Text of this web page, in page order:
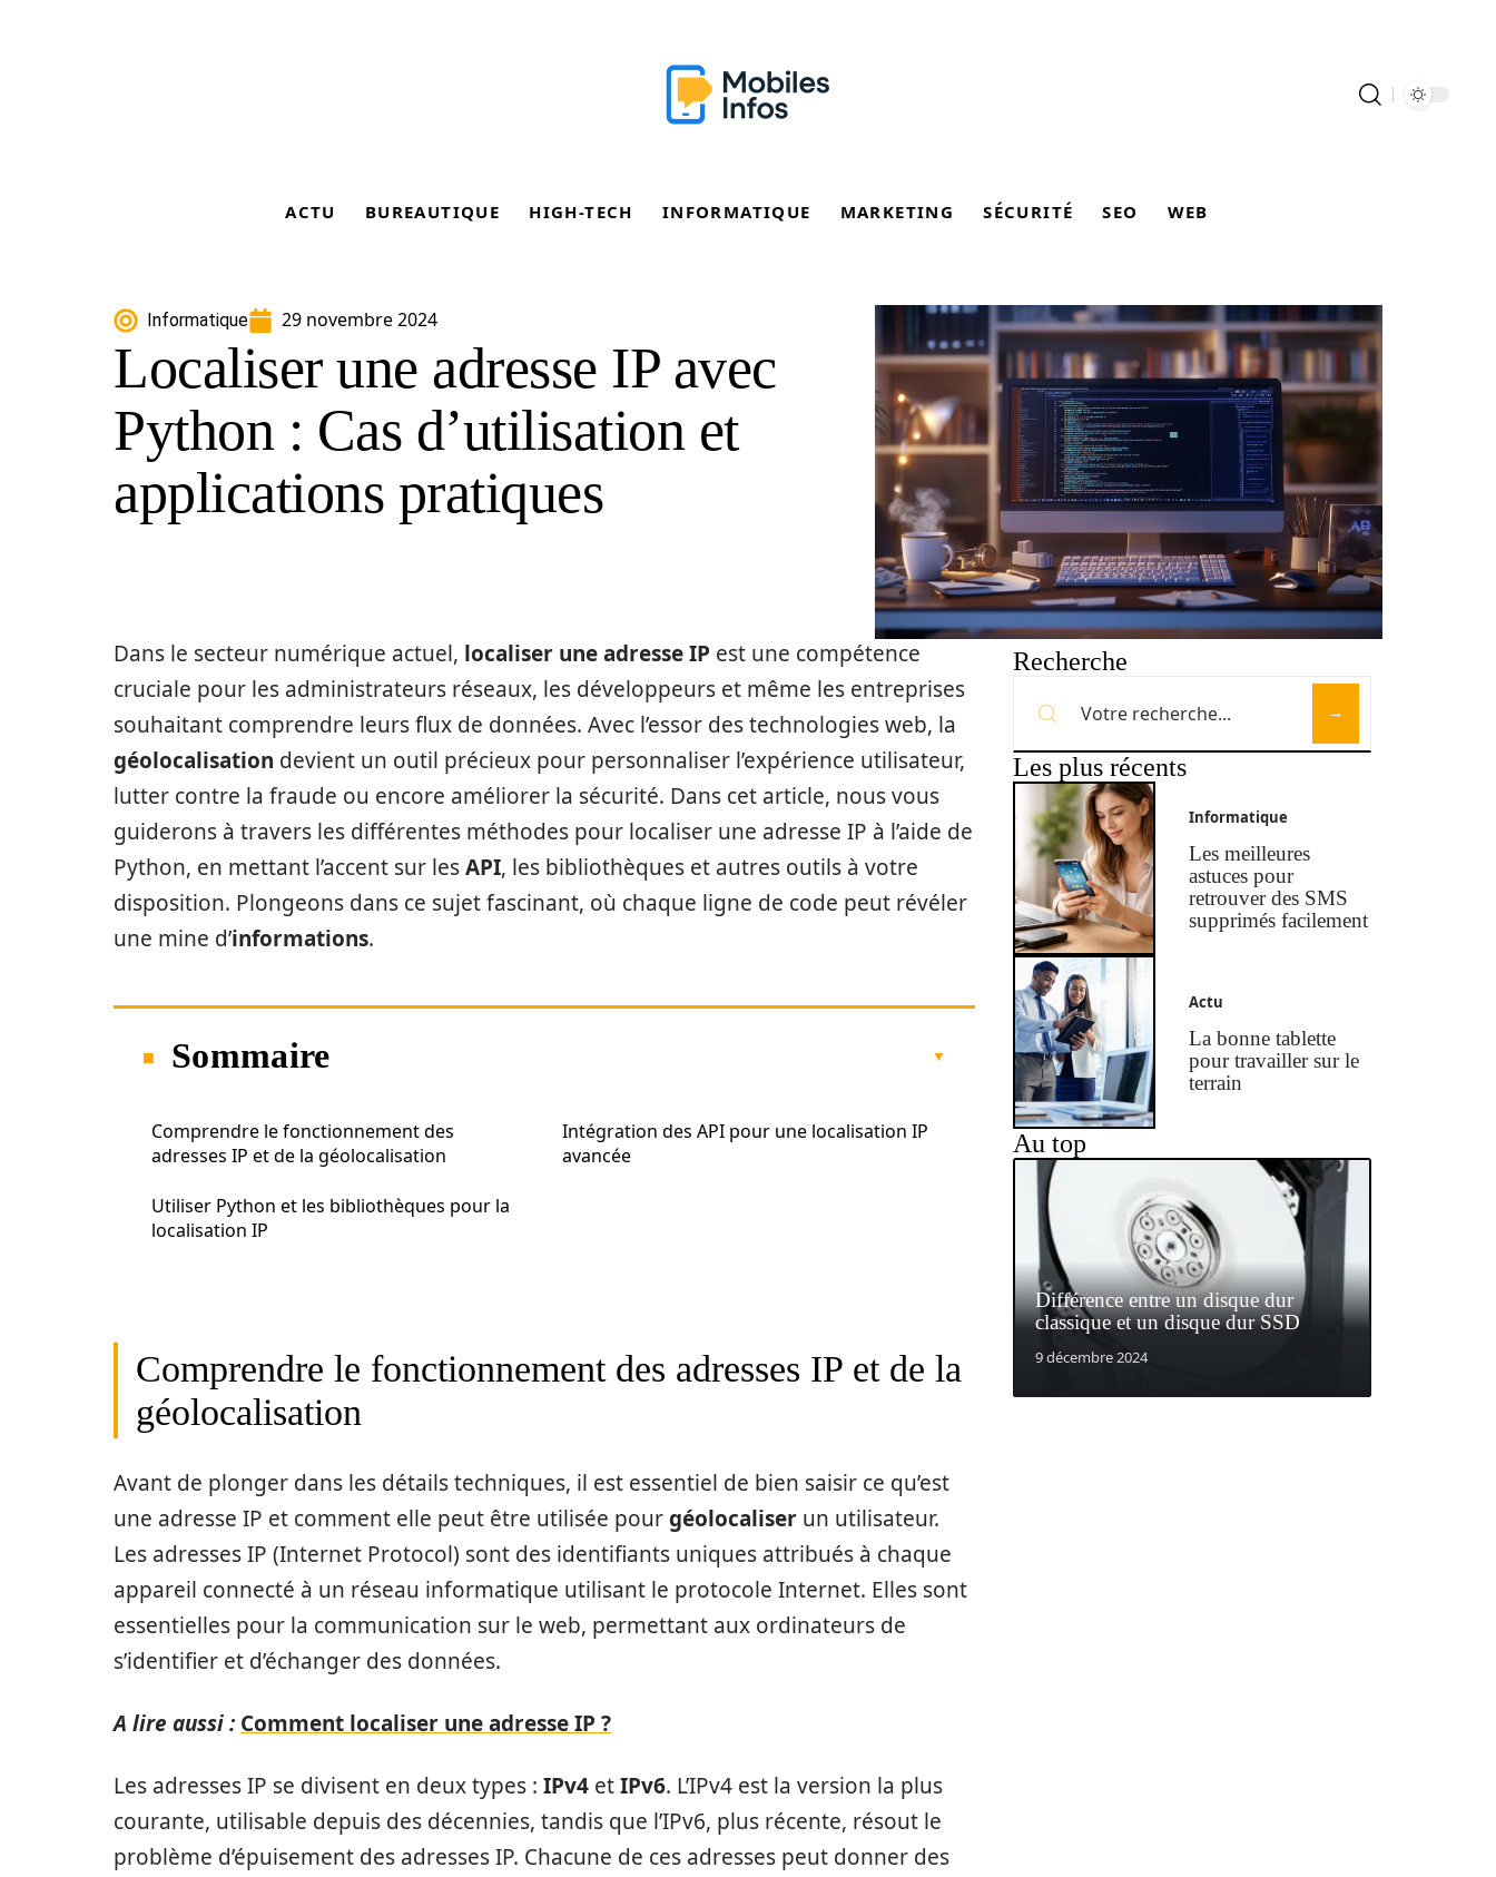
ACTU BUREAUTIQUE HIGH-TECH INFORMATIQUE MARKETING SÉCURITÉ SEO WEB
Informatique 29 novembre 2024
Localiser une adresse IP avec
Python : Cas d’utilisation et
applications pratiques
Dans le secteur numérique actuel, localiser une adresse IP est une compétence
cruciale pour les administrateurs réseaux, les développeurs et même les entreprises
souhaitant comprendre leurs flux de données. Avec l’essor des technologies web, la
géolocalisation devient un outil précieux pour personnaliser l’expérience utilisateur,
lutter contre la fraude ou encore améliorer la sécurité. Dans cet article, nous vous
guiderons à travers les différentes méthodes pour localiser une adresse IP à l’aide de
Python, en mettant l’accent sur lesAPI, les bibliothèques et autres outils à votre
disposition. Plongeons dans ce sujet fascinant, où chaque ligne de code peut révéler
une mine d’informations.
Sommaire
Comprendre le fonctionnement des
adresses IP et de la géolocalisation
Utiliser Python et les bibliothèques pour la
localisation IP
Intégration des API pour une localisation IP
avancée
Comprendre le fonctionnement des adresses IP et de la
géolocalisation
Avant de plonger dans les détails techniques, il est essentiel de bien saisir ce qu’est
une adresse IP et comment elle peut être utilisée pourgéolocaliser un utilisateur.
Les adresses IP (Internet Protocol) sont des identifiants uniques attribués à chaque
appareil connecté à un réseau informatique utilisant le protocole Internet. Elles sont
essentielles pour la communication sur le web, permettant aux ordinateurs de
s’identifier et d’échanger des données.
A lire aussi : Comment localiser une adresse IP ?
Les adresses IP se divisent en deux types : IPv4 etIPv6. L’IPv4 est la version la plus
courante, utilisable depuis des décennies, tandis que l’IPv6, plus récente, résout le
problème d’épuisement des adresses IP. Chacune de ces adresses peut donner des
Recherche
Les plus récents
Informatique
Les meilleures
astuces pour
retrouver des SMS
supprimés facilement
Actu
La bonne tablette
pour travailler sur le
terrain
Au top
Différence entre un disque dur
classique et un disque dur SSD
9 décembre 2024